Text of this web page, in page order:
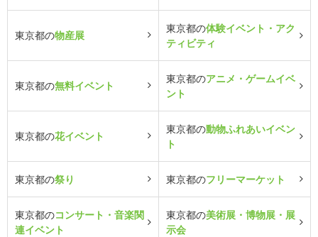
東京都の物産展
東京都の体験イベント・アク
ティビティ
東京都の無料イベント
東京都のアニメ・ゲームイベ
ント
東京都の花イベント
東京都の動物ふれあいイベン
ト
東京都の祭り 東京都のフリーマーケット
東京都のコンサート・音楽関
連イベント
東京都の美術展・博物展・展
示会